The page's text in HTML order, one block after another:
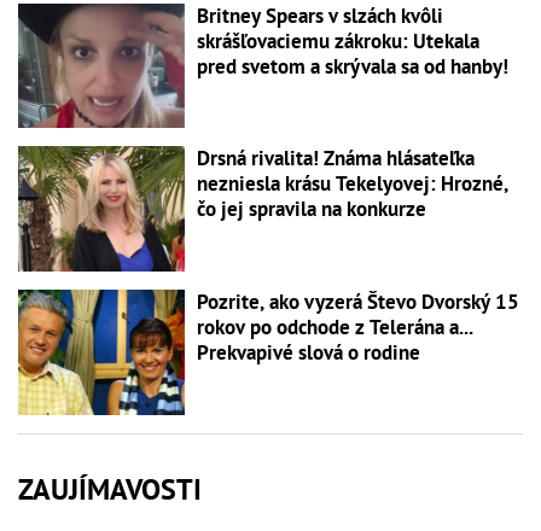
Britney Spears v slzách kvôli
skrášľovaciemu zákroku: Utekala
pred svetom a skrývala sa od hanby!
Drsná rivalita! Známa hlásateľka
nezniesla krásu Tekelyovej: Hrozné,
čo jej spravila na konkurze
Pozrite, ako vyzerá Števo Dvorský 15
rokov po odchode z Telerána a...
Prekvapivé slová o rodine
ZAUJÍMAVOSTI